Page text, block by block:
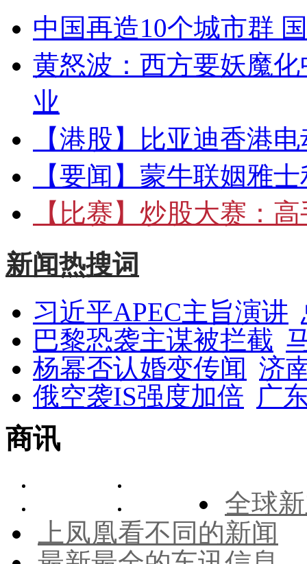
中国再造10个城市群
黄怒波：西方要妖魔
业
【港股】
比亚迪香港
【要闻】 蒙牛联姻雅
【比赛】 炒股大赛：高
新闻热搜词
习近平APEC主旨演讲
巴黎恐袭主谋被拦截
杨幂否认婚变传闻 济
俄空袭IS强度加倍 广
商讯
全球
上凤凰看不同的新闻